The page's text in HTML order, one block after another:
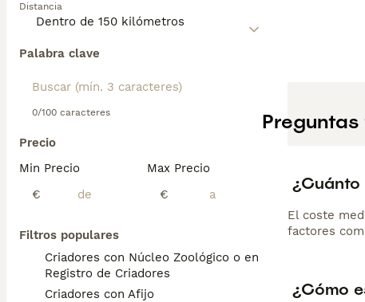
Distancia
Palabra clave
0/100 caracteres
Precio
Min Precio
€
Max Precio
€
Filtros populares
Criadores con Núcleo Zoológico o en el
Registro de Criadores
Criadores con Afijo
El coste
factores
¿Cómo